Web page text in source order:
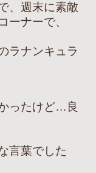
、週末に素敵
ーナーで、
ラナンキュラ
ったけど…良
言葉でした